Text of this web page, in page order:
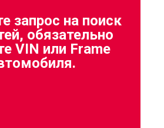
запрос на поиск
обязательно
VIN или Frame